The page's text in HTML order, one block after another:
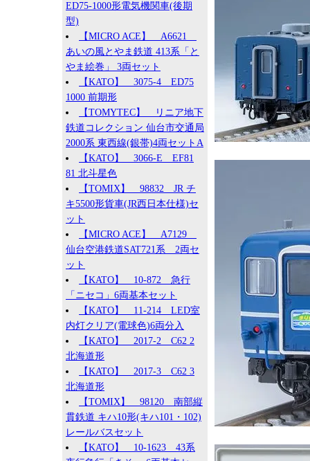
ED75-1000形電気機関車(後期
型)
【MICRO ACE】 A6621
あいの風とやま鉄道 413系「と
やま絵巻」 3両セット
【KATO】 3075-4 ED75
1000 前期形
【TOMYTEC】 リニア地下
鉄道コレクション 仙台市交通局
2000系 東西線(銀帯)4両セットA
【KATO】 3066-E EF81
81 北斗星色
【TOMIX】 98832 JR チ
キ5500形貨車(JR西日本仕様)セ
ット
【MICRO ACE】 A7129
仙台空港鉄道SAT721系 2両セ
ット
【KATO】 10-872 急行
「ニセコ」6両基本セット
【KATO】 11-214 LED室
内灯クリア(電球色)6両分入
【KATO】 2017-2 C62 2
北海道形
【KATO】 2017-3 C62 3
北海道形
【TOMIX】 98120 南部縦
貫鉄道 キハ10形(キハ101・102)
レールバスセット
【KATO】 10-1623 43系